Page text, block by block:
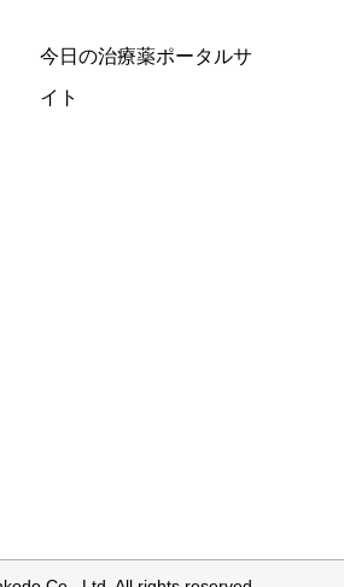
今日の治療薬ポータルサ
イト